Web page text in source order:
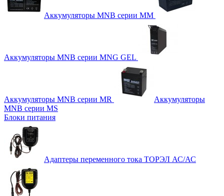
Аккумуляторы MNB серии MM
Аккумуляторы MNB серии MNG GEL
Аккумуляторы MNB серии MR
Аккумуляторы
MNB серии MS
Блоки питания
Адаптеры переменного тока ТОРЭЛ АС/АС